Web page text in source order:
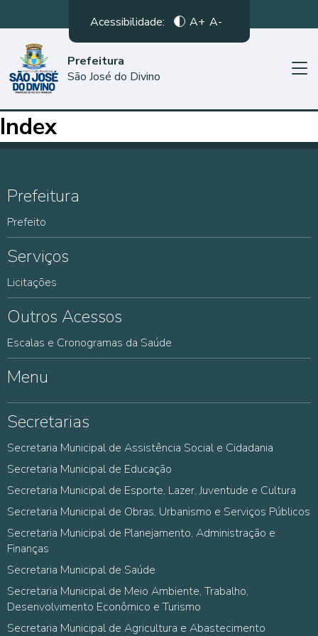
Acessibilidade: A+ A-
Prefeitura
São José do Divino
Index
Prefeitura
Prefeito
Serviços
Licitações
Outros Acessos
Escalas e Cronogramas da Saúde
Menu
Secretarias
Secretaria Municipal de Assistência Social e Cidadania
Secretaria Municipal de Educação
Secretaria Municipal de Esporte, Lazer, Juventude e Cultura
Secretaria Municipal de Obras, Urbanismo e Serviços Públicos
Secretaria Municipal de Planejamento, Administração e
Finanças
Secretaria Municipal de Saúde
Secretaria Municipal de Meio Ambiente, Trabalho,
Desenvolvimento Econômico e Turismo
Secretaria Municipal de Agricultura e Abastecimento